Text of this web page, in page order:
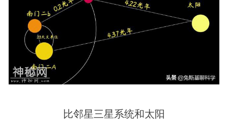
比邻星三星系统和太阳